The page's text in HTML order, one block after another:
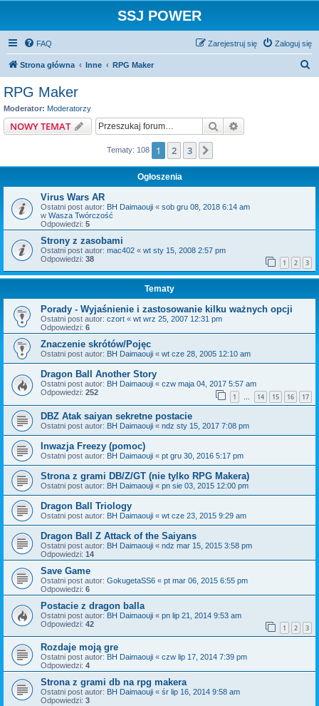
SSJ POWER
FAQ Zaloguj się
Zarejestruj się
Strona główna Inne RPG Maker
RPG Maker
Moderator: Moderatorzy
NOWY TEMAT Szukaj
Tematy: 108 1 2 3
Ogłoszenia
Virus Wars AR
Ostatni post autor: BH Daimaouji « sob gru 08, 2018 6:14 am
w Wasza Twórczość
Odpowiedzi: 5
Strony z zasobami
Ostatni post autor: mac402 « wt sty 15, 2008 2:57 pm
Odpowiedzi: 38 1 2 3
Tematy
Porady - Wyjaśnienie i zastosowanie kilku ważnych opcji
Ostatni post autor: czort « wt wrz 25, 2007 12:31 pm
Odpowiedzi: 6
Znaczenie skrótów/Pojęc
Ostatni post autor: BH Daimaouji « wt cze 28, 2005 12:10 am
Dragon Ball Another Story
Ostatni post autor: BH Daimaouji « czw maja 04, 2017 5:57 am
Odpowiedzi: 252 1 … 14 15 16 17
DBZ Atak saiyan sekretne postacie
Ostatni post autor: BH Daimaouji « ndz sty 15, 2017 7:08 pm
Inwazja Freezy (pomoc)
Ostatni post autor: BH Daimaouji « pt gru 30, 2016 5:17 pm
Strona z grami DB/Z/GT (nie tylko RPG Makera)
Ostatni post autor: BH Daimaouji « pn sie 03, 2015 12:00 pm
Dragon Ball Triology
Ostatni post autor: BH Daimaouji « wt cze 23, 2015 9:29 am
Dragon Ball Z Attack of the Saiyans
Ostatni post autor: BH Daimaouji « ndz mar 15, 2015 3:58 pm
Odpowiedzi: 14
Save Game
Ostatni post autor: GokugetaSS6 « pt mar 06, 2015 6:55 pm
Odpowiedzi: 6
Postacie z dragon balla
Ostatni post autor: BH Daimaouji « pn lip 21, 2014 9:53 am
Odpowiedzi: 42 1 2 3
Rozdaje moją gre
Ostatni post autor: BH Daimaouji « czw lip 17, 2014 7:39 pm
Odpowiedzi: 4
Strona z grami db na rpg makera
Ostatni post autor: BH Daimaouji « śr lip 16, 2014 9:58 am
Odpowiedzi: 3